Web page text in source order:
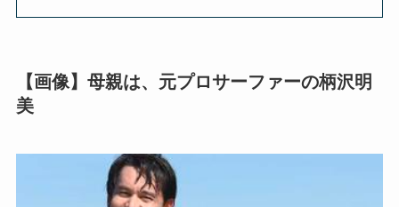
【画像】母親は、元プロサーファーの柄沢明
美